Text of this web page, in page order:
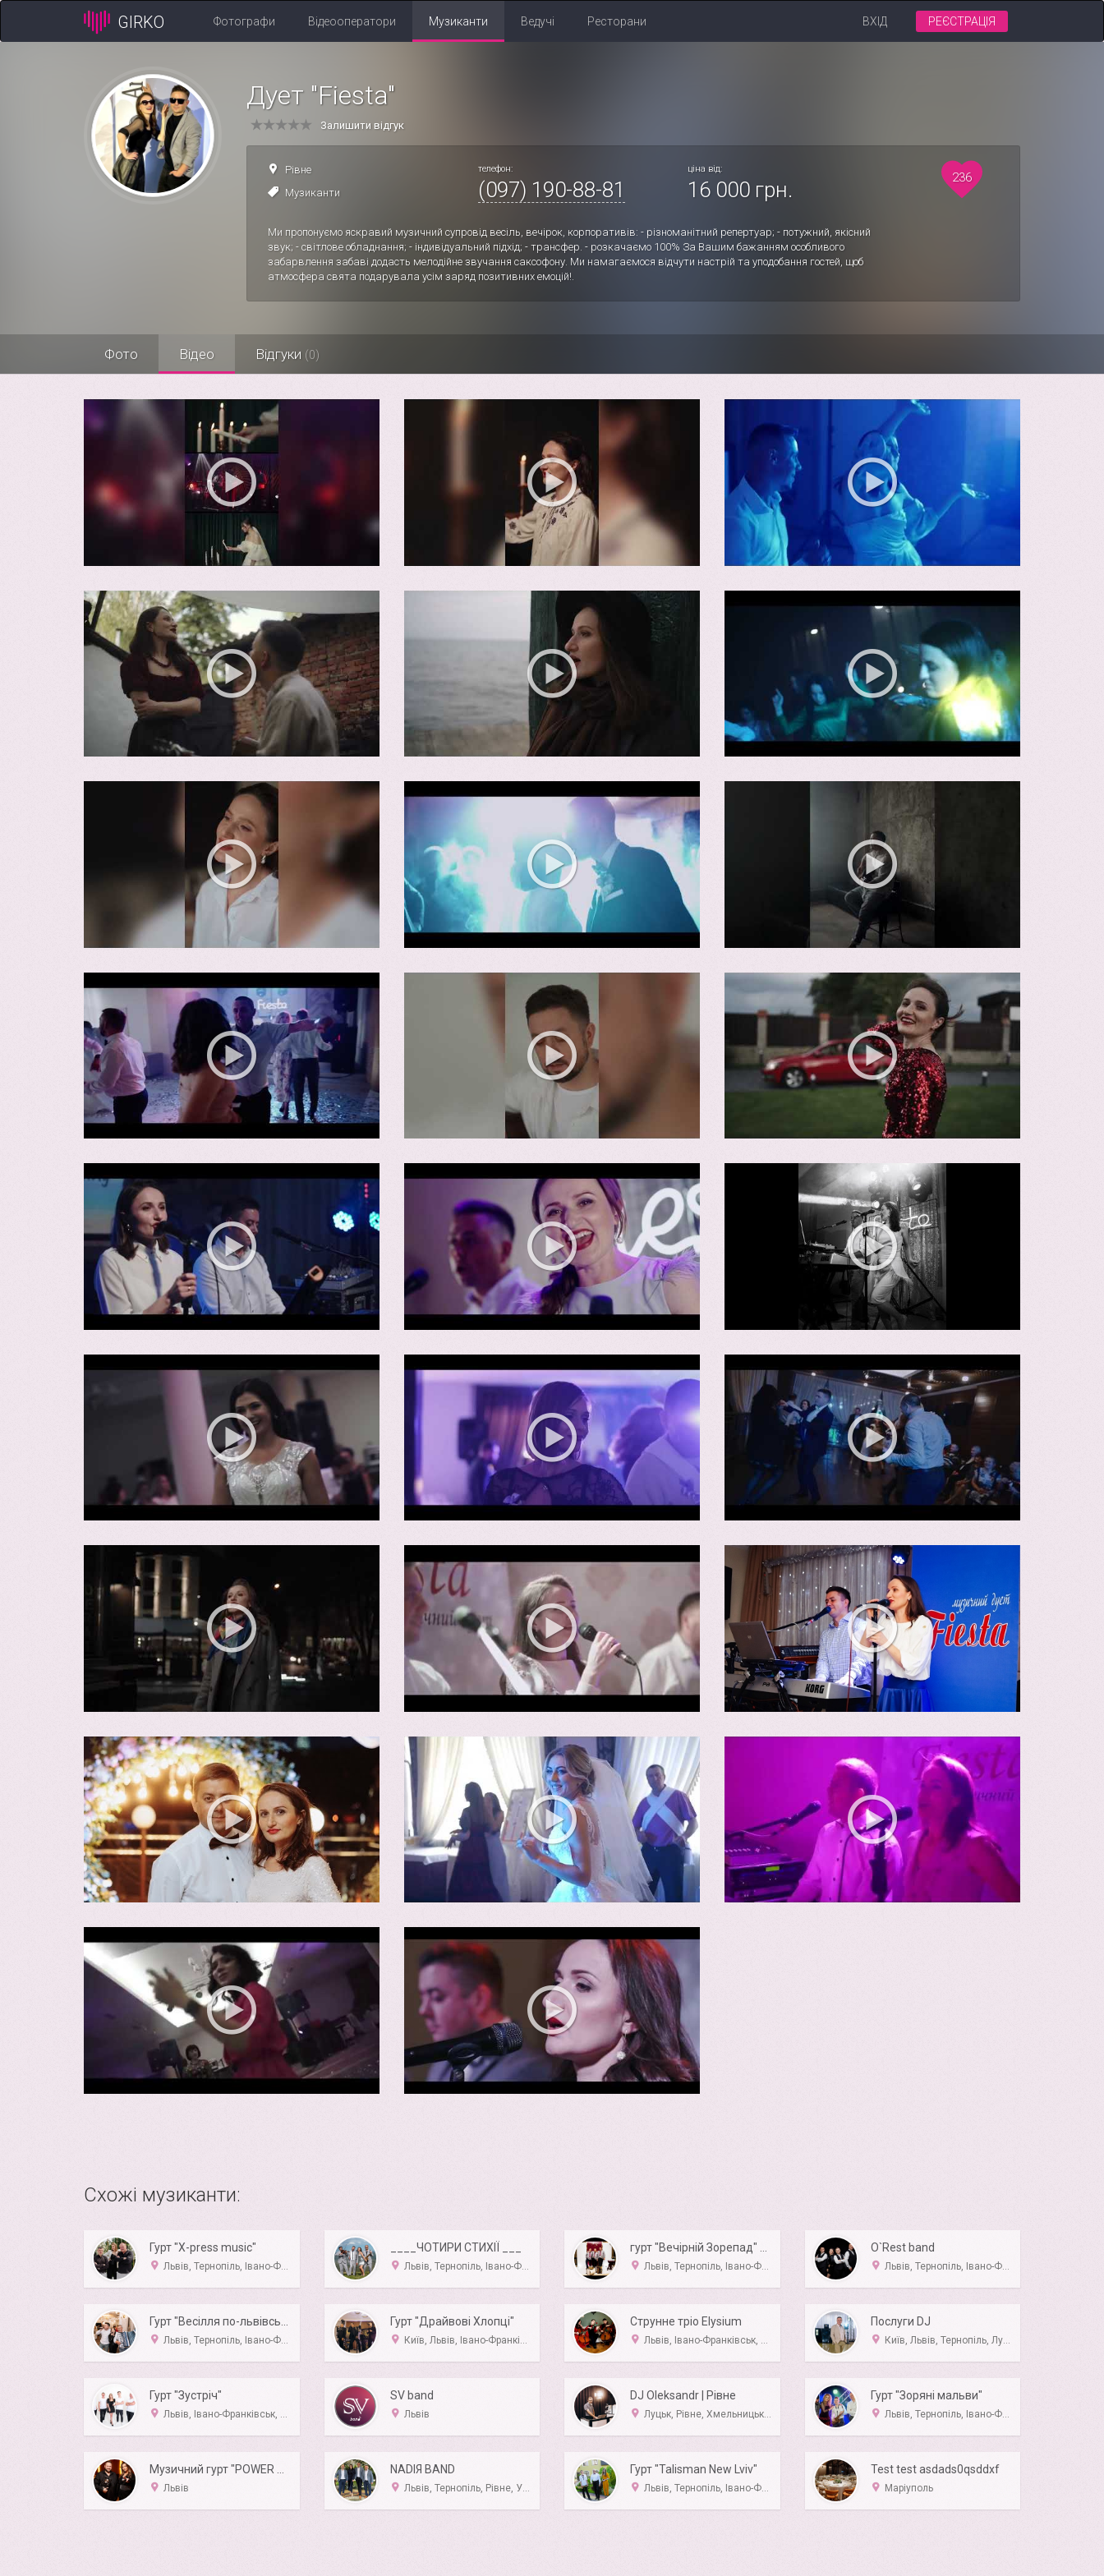
GIRKO Фотографи Відеооператори Музиканти Ведучі Ресторани ВХІД РЕЄСТРАЦІЯ
Дует "Fiesta"
Залишити відгук
Рівне
Музиканти
телефон:
(097) 190-88-81
ціна від:
16 000 грн.
Ми пропонуємо яскравий музичний супровід весіль, вечірок, корпоративів: - різноманітний репертуар; - потужний, якісний
звук; - світлове обладнання; - індивідуальний підхід; - трансфер. - розкачаємо 100% За Вашим бажанням особливого
забарвлення забаві додасть мелодійне звучання саксофону. Ми намагаємося відчути настрій та уподобання гостей, щоб
атмосфера свята подарувала усім заряд позитивних емоцій!.
236
Фото Відео Відгуки (0)
Схожі музиканти:
Гурт "X-press music"
Львів, Тернопіль, Івано-Франківськ
____ЧОТИРИ СТИХІЇ ___
Львів, Тернопіль, Івано-Франківськ, Луцьк Львів, Тернопіль, Івано-Франківськ
O`Rest band
Львів, Тернопіль, Івано-Франківськ, Луцьк, Рівне
Львів, Тернопіль, Івано-Франківськ, Луцьк, Рівне
Гурт "Драйвові Хлопці"
Київ, Львів, Івано-Франківськ, Тернопіль, Луцьк
Струнне тріо Elysium
Львів, Івано-Франківськ, Тернопіль, Луцьк
Послуги DJ
Київ, Львів, Тернопіль, Луцьк, Рівне
Гурт "Зустріч"
Львів, Івано-Франківськ, Тернопіль
SV band
Львів
DJ Oleksandr | Рівне
Луцьк, Рівне, Хмельницький, Житомир
Гурт "Зоряні мальви"
Львів, Тернопіль, Івано-Франківськ, Ужгород, Хмельницький
Львів
NADIЯ BAND
Львів, Тернопіль, Рівне, Ужгород, Хмельницький
Гурт "Talisman New Lviv"
Львів, Тернопіль, Івано-Франківськ, Луцьк, Рівне
Test test asdads0qsddxf
Маріуполь